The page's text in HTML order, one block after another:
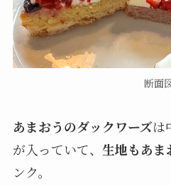
断面
あまおうのダックワーズは
が入っていて、 生地もあま
ンク。